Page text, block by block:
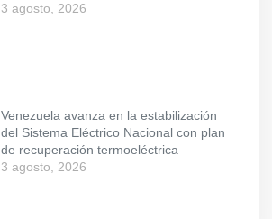
3 agosto, 2026
Venezuela avanza en la estabilización
del Sistema Eléctrico Nacional con plan
de recuperación termoeléctrica
3 agosto, 2026